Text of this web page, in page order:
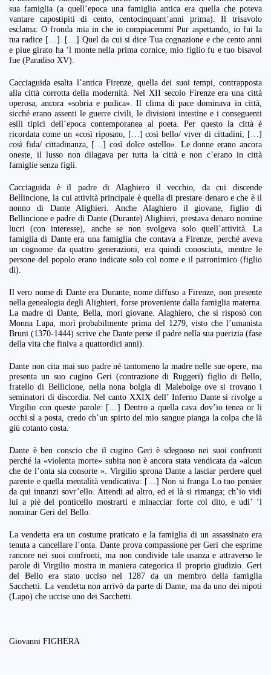
sua famiglia (a quell’epoca una famiglia antica era quella che poteva
vantare capostipiti di cento, centocinquant’anni prima). Il trisavolo
esclama: O fronda mia in che io compiacemmi Pur aspettando, io fui la
tua radice […]. […] Quel da cui si dice Tua cognazione e che cento anni
e piue girato ha ‘l monte nella prima cornice, mio figlio fu e tuo bisavol
fue (Paradiso XV).
Cacciaguida esalta l’antica Firenze, quella dei suoi tempi, contrapposta
alla città corrotta della modernità. Nel XII secolo Firenze era una città
operosa, ancora «sobria e pudica». Il clima di pace dominava in città,
sicché erano assenti le guerre civili, le divisioni intestine e i conseguenti
esili tipici dell’epoca contemporanea al poeta. Per questo la città è
ricordata come un «così riposato, […] così bello/ viver di cittadini, […]
così fida/ cittadinanza, […] così dolce ostello». Le donne erano ancora
oneste, il lusso non dilagava per tutta la città e non c’erano in città
famiglie senza figli.
Cacciaguida è il padre di Alaghiero il vecchio, da cui discende
Bellincione, la cui attività principale è quella di prestare denaro e che è il
nonno di Dante Alighieri. Anche Alaghiero il giovane, figlio di
Bellincione e padre di Dante (Durante) Alighieri, prestava denaro nomine
lucri (con interesse), anche se non svolgeva solo quell’attività. La
famiglia di Dante era una famiglia che contava a Firenze, perché aveva
un cognome da quattro generazioni, era quindi conosciuta, mentre le
persone del popolo erano indicate solo col nome e il patronimico (figlio
di).
Il vero nome di Dante era Durante, nome diffuso a Firenze, non presente
nella genealogia degli Alighieri, forse proveniente dalla famiglia materna.
La madre di Dante, Bella, morì giovane. Alaghiero, che si risposò con
Monna Lapa, morì probabilmente prima del 1279, visto che l’umanista
Bruni (1370-1444) scrive che Dante perse il padre nella sua puerizia (fase
della vita che finiva a quattordici anni).
Dante non cita mai suo padre né tantomeno la madre nelle sue opere, ma
presenta un suo cugino Geri (contrazione di Ruggeri) figlio di Bello,
fratello di Bellicione, nella nona bolgia di Malebolge ove si trovano i
seminatori di discordia. Nel canto XXIX dell’ Inferno Dante si rivolge a
Virgilio con queste parole: […] Dentro a quella cava dov’io tenea or li
occhi sì a posta, credo ch’un spirto del mio sangue pianga la colpa che là
giù cotanto costa.
Dante è ben conscio che il cugino Geri è sdegnoso nei suoi confronti
perché la «violenta morte» subita non è ancora stata vendicata da «alcun
che de l’onta sia consorte ». Virgilio sprona Dante a lasciar perdere quel
parente e quella mentalità vendicativa: […] Non si franga Lo tuo pensier
da qui innanzi sovr’ello. Attendi ad altro, ed ei là si rimanga; ch’io vidi
lui a piè del ponticello mostrarti e minacciar forte col dito, e udi’ ‘l
nominar Geri del Bello.
La vendetta era un costume praticato e la famiglia di un assassinato era
tenuta a cancellare l’onta. Dante prova compassione per Geri che esprime
rancore nei suoi confronti, ma non condivide tale usanza e attraverso le
parole di Virgilio mostra in maniera categorica il proprio giudizio. Geri
del Bello era stato ucciso nel 1287 da un membro della famiglia
Sacchetti. La vendetta non arrivò da parte di Dante, ma da uno dei nipoti
(Lapo) che uccise uno dei Sacchetti.
Giovanni FIGHERA